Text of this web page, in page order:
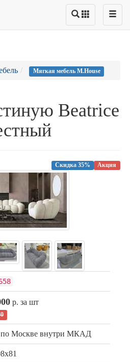
Мягкая мебель M.House
Beatrice
Акция
Скидка 35%
р. за шт
по Москве внутри МКАД